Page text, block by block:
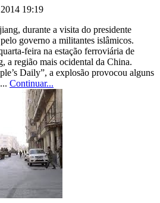
19:19
durante a visita do presidente
governo a militantes islâmicos.
feira na estação ferroviária de
a região mais ocidental da China.
Daily”, a explosão provocou alguns
Continuar...